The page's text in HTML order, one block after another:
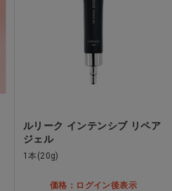
ルリーク インテンシブ リペア
ジェル
1本(20g)
価格：ログイン後表示